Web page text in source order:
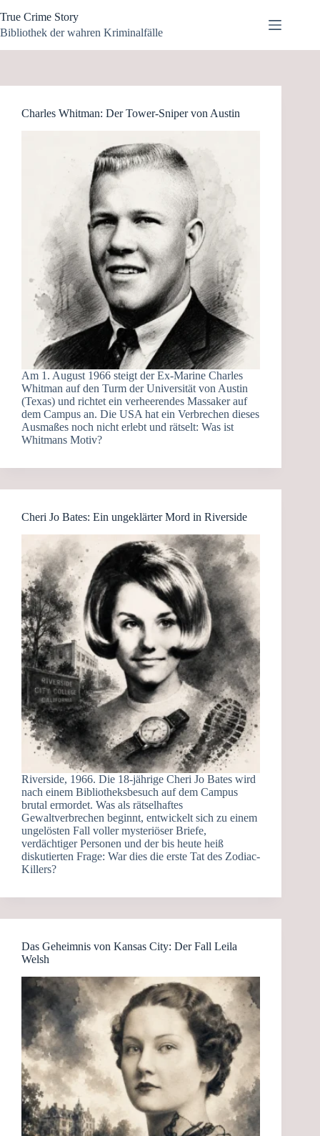
Inhalt
springen
True Crime Story
Bibliothek der wahren Kriminalfälle
Charles Whitman: Der Tower-Sniper von Austin
Am 1. August 1966 steigt der Ex-Marine Charles
Whitman auf den Turm der Universität von Austin
(Texas) und richtet ein verheerendes Massaker auf
dem Campus an. Die USA hat ein Verbrechen dieses
Ausmaßes noch nicht erlebt und rätselt: Was ist
Whitmans Motiv?
Cheri Jo Bates: Ein ungeklärter Mord in Riverside
Riverside, 1966. Die 18-jährige Cheri Jo Bates wird
nach einem Bibliotheksbesuch auf dem Campus
brutal ermordet. Was als rätselhaftes
Gewaltverbrechen beginnt, entwickelt sich zu einem
ungelösten Fall voller mysteriöser Briefe,
verdächtiger Personen und der bis heute heiß
diskutierten Frage: War dies die erste Tat des Zodiac-
Killers?
Das Geheimnis von Kansas City: Der Fall Leila
Welsh